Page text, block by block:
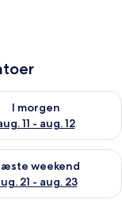
11
I morgen
11 - aug. 12
for i
14 - aug. 16
weekend
21 - aug. 23
for næste